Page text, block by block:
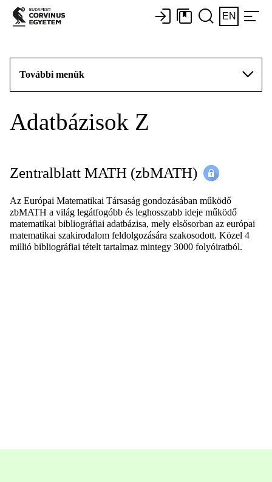
EN
További menük
Adatbázisok Z
Zentralblatt MATH (zbMATH)
Az Európai Matematikai Társaság gondozásában működő
zbMATH a világ legátfogóbb és leghosszabb ideje működő
matematikai bibliográfiai adatbázisa, mely elsősorban az európai
matematikai szakirodalom feldolgozására szakosodott. Közel 4
millió bibliográfiai tételt tartalmaz mintegy 3000 folyóiratból.